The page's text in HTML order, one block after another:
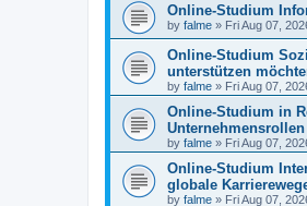
Online-Studium
by falme » Fri Aug 07,
Online-Studium
unterstützen
by falme » Fri Aug 07,
Online-Studium in
Unternehmensrollen
by falme » Fri Aug 07,
Online-Studium
globale
by falme » Fri Aug 07,